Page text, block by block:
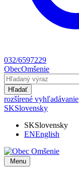
032/6597229
ObecOmšenie
Hľadať
rozšírené vyhľadávanie
SKSlovensky
SKSlovensky
ENEnglish
Menu